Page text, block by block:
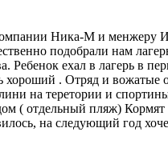
Ника-М и менжеру
подобрали нам
Ребенок ехал в лагерь в
хороший . Отряд и вожатые
на теретории и
( отдельный пляж) Кормят
на следующий год